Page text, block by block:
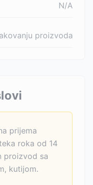
N/A
proizvoda
prijema
roka od 14
proizvod sa
kutijom.